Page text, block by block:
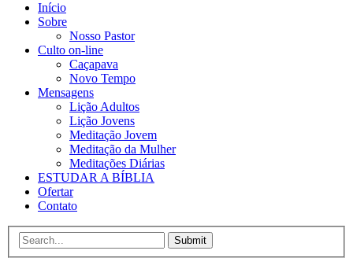
Início
Sobre
Nosso Pastor
Culto on-line
Caçapava
Novo Tempo
Mensagens
Lição Adultos
Lição Jovens
Meditação Jovem
Meditação da Mulher
Meditações Diárias
ESTUDAR A BÍBLIA
Ofertar
Contato
Submit